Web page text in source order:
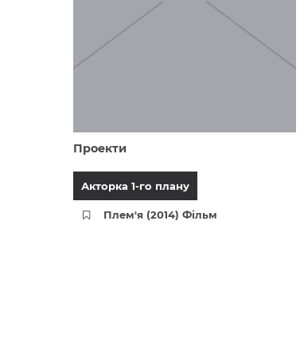
Проекти
Акторка 1-го плану
Плем'я (2014) Фільм